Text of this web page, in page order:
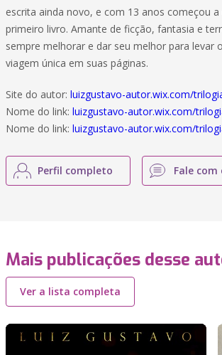
escrita ainda novo, e com 13 anos começou a
primeiro livro. Amante de ficção, fantasia e
sempre melhorar e dar seu melhor para levar
viagem única em suas páginas.
Site do autor: luizgustavo-autor.wix.com/
Nome do link: luizgustavo-autor.wix.com/
Nome do link: luizgustavo-autor.wix.com/
Perfil completo Fale
Mais publicações desse
Ver a lista completa